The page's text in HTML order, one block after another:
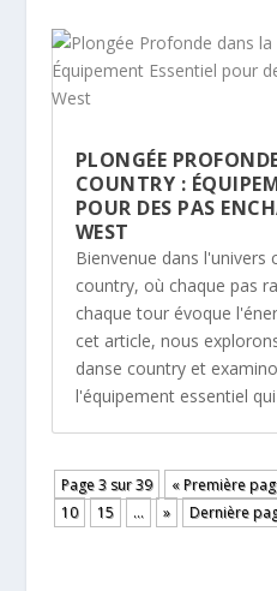
PLONGÉE
COUNTRY :
POUR DES PAS
WEST
Bienvenue dans l'univers
country, où chaque pas
chaque tour évoque
cet article, nous
danse country et
l'équipement essentiel
Page 3 sur 39 « Première
10
15 … » Dernière